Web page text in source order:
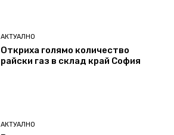
АКТУАЛНО
Откриха голямо количество
райски газ в склад край София
АКТУАЛНО